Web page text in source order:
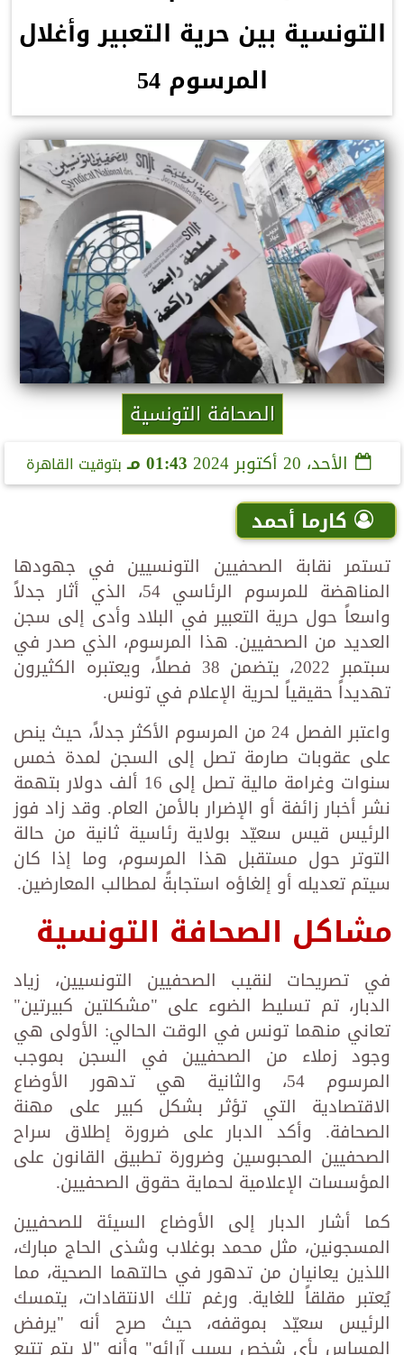
التونسية بين حرية التعبير وأغلال
المرسوم 54
الصحافة التونسية
الأحد، 20 أكتوبر 2024 01:43 مـ بتوقيت القاهرة
كارما أحمد
تستمر نقابة الصحفيين التونسيين في جهودها
المناهضة للمرسوم الرئاسي 54، الذي أثار جدلاً
واسعاً حول حرية التعبير في البلاد وأدى إلى سجن
العديد من الصحفيين. هذا المرسوم، الذي صدر في
سبتمبر 2022، يتضمن 38 فصلاً، ويعتبره الكثيرون
تهديداً حقيقياً لحرية الإعلام في تونس.
واعتبر الفصل 24 من المرسوم الأكثر جدلاً، حيث ينص
على عقوبات صارمة تصل إلى السجن لمدة خمس
سنوات وغرامة مالية تصل إلى 16 ألف دولار بتهمة
نشر أخبار زائفة أو الإضرار بالأمن العام. وقد زاد فوز
الرئيس قيس سعيّد بولاية رئاسية ثانية من حالة
التوتر حول مستقبل هذا المرسوم، وما إذا كان
سيتم تعديله أو إلغاؤه استجابةً لمطالب المعارضين.
مشاكل الصحافة التونسية
في تصريحات لنقيب الصحفيين التونسيين، زياد
الدبار، تم تسليط الضوء على "مشكلتين كبيرتين"
تعاني منهما تونس في الوقت الحالي: الأولى هي
وجود زملاء من الصحفيين في السجن بموجب
المرسوم 54، والثانية هي تدهور الأوضاع
الاقتصادية التي تؤثر بشكل كبير على مهنة
الصحافة. وأكد الدبار على ضرورة إطلاق سراح
الصحفيين المحبوسين وضرورة تطبيق القانون على
المؤسسات الإعلامية لحماية حقوق الصحفيين.
كما أشار الدبار إلى الأوضاع السيئة للصحفيين
المسجونين، مثل محمد بوغلاب وشذى الحاج مبارك،
اللذين يعانيان من تدهور في حالتهما الصحية، مما
يُعتبر مقلقاً للغاية. ورغم تلك الانتقادات، يتمسك
الرئيس سعيّد بموقفه، حيث صرح أنه "يرفض